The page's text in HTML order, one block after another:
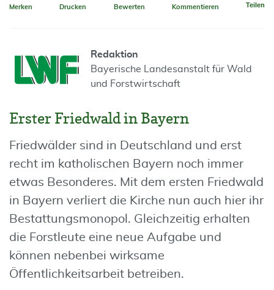
Merken Drucken Bewerten Kommentieren Teilen
Redaktion
Bayerische Landesanstalt für Wald
und Forstwirtschaft
Erster Friedwald in Bayern
Friedwälder sind in Deutschland und erst
recht im katholischen Bayern noch immer
etwas Besonderes. Mit dem ersten Friedwald
in Bayern verliert die Kirche nun auch hier ihr
Bestattungsmonopol. Gleichzeitig erhalten
die Forstleute eine neue Aufgabe und
können nebenbei wirksame
Öffentlichkeitsarbeit betreiben.